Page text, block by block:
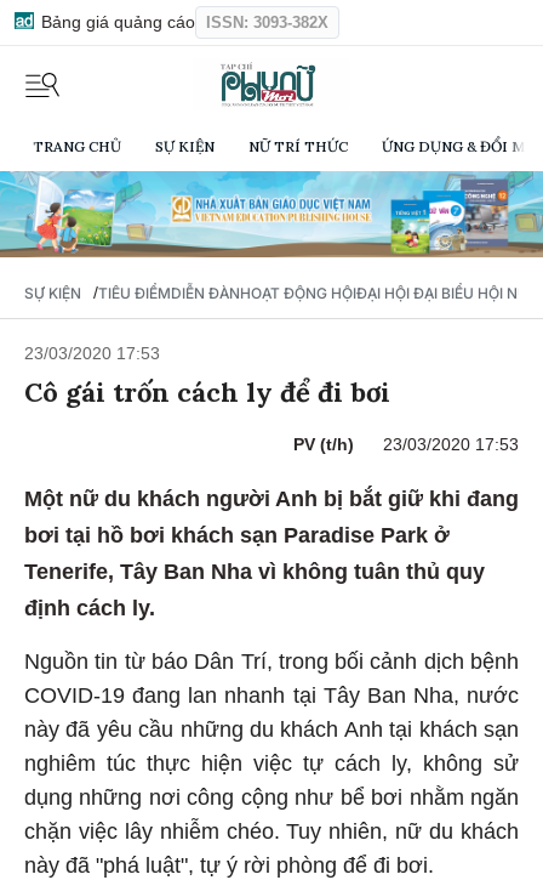
Bảng giá quảng cáo ISSN: 3093-382X
TRANG CHỦ SỰ KIỆN NỮ TRÍ THỨC ỨNG DỤNG & ĐỔI
SỰ KIỆN /TIÊU ĐIỂMDIỄN ĐÀNHOẠT ĐỘNG HỘIĐẠI HỘI ĐẠI BIỂU HỘI NỮ
23/03/2020 17:53
Cô gái trốn cách ly để đi bơi
PV (t/h) 23/03/2020 17:53
Một nữ du khách người Anh bị bắt giữ khi đang
bơi tại hồ bơi khách sạn Paradise Park ở
Tenerife, Tây Ban Nha vì không tuân thủ quy
định cách ly.
Nguồn tin từ báo Dân Trí, trong bối cảnh dịch bệnh
COVID-19 đang lan nhanh tại Tây Ban Nha, nước
này đã yêu cầu những du khách Anh tại khách sạn
nghiêm túc thực hiện việc tự cách ly, không sử
dụng những nơi công cộng như bể bơi nhằm ngăn
chặn việc lây nhiễm chéo. Tuy nhiên, nữ du khách
này đã "phá luật", tự ý rời phòng để đi bơi.